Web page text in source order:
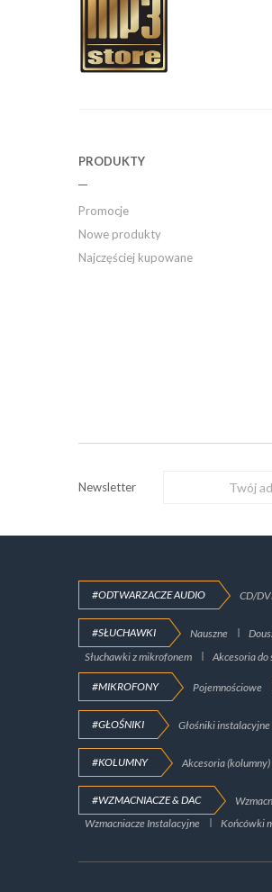
PRODUKTY
Promocje
Nowe produkty
Najczęściej kupowane
Newsletter
#ODTWARZACZE AUDIO CD/
#SŁUCHAWKI Nauszne
Słuchawki z mikrofonem
Akcesoria do
#MIKROFONY Pojemnościowe
#GŁOŚNIKI Głośniki instalacyjne
#KOLUMNY Akcesoria (kolumny)
#WZMACNIACZE & DAC
Wzmacniacze Instalacyjne
Końcówki